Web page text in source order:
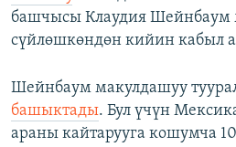
башчысы Клаудия Шейнбаум
сүйлөшкөндөн кийин кабыл
Шейнбаум макулдашуу
башыктады. Бул үчүн
араны кайтарууга кошумча